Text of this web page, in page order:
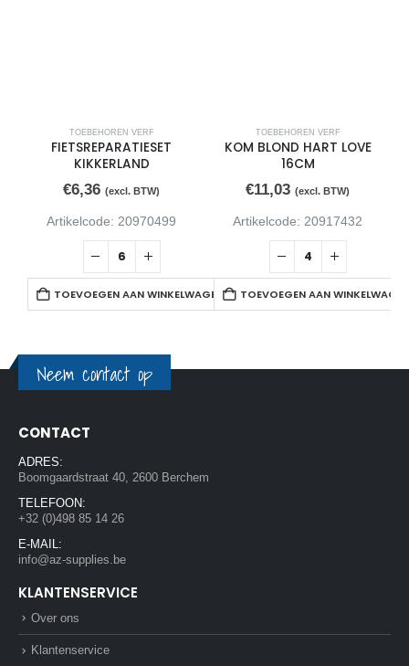
TOEBEHOREN VERF
FIETSREPARATIESET
KIKKERLAND
€6,36 (excl. BTW)
Artikelcode: 20970499
TOEVOEGEN AAN WINKELWAGEN
TOEBEHOREN VERF
KOM BLOND HART LOVE
16CM
€11,03 (excl. BTW)
Artikelcode: 20917432
TOEVOEGEN AAN
Neem contact op
CONTACT
ADRES:
Boomgaardstraat 40, 2600 Berchem
TELEFOON:
+32 (0)498 85 14 26
E-MAIL:
info@az-supplies.be
KLANTENSERVICE
Over ons
Klantenservice